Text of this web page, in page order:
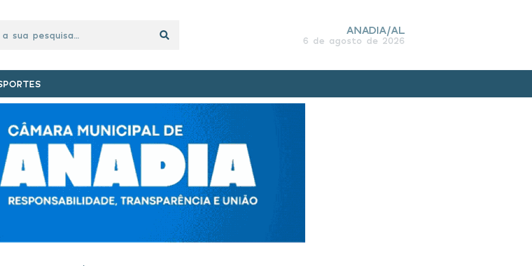
ANADIA/AL
6 de agosto de 2026